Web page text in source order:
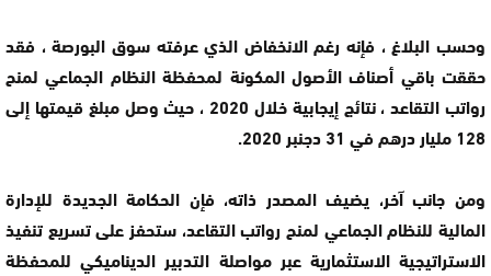
وحسب البلاغ ، فإنه رغم الانخفاض الذي عرفته سوق البورصة ، فقد
حققت باقي أصناف الأصول المكونة لمحفظة النظام الجماعي لمنح
رواتب التقاعد ، نتائج إيجابية خلال 2020 ، حيث وصل مبلغ قيمتها إلى
128 مليار درهم في 31 دجنبر 2020.
ومن جانب آخر، يضيف المصدر ذاته، فإن الحكامة الجديدة للإدارة
المالية للنظام الجماعي لمنح رواتب التقاعد، ستحفز على تسريع تنفيذ
الاستراتيجية الاستثمارية عبر مواصلة التدبير الديناميكي للمحفظة